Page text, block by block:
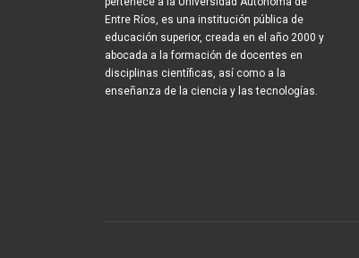
Entre Ríos, es una institución pública de
educación superior, creada en el año 2000 y
abocada a la formación de docentes en
disciplinas científicas, así como a la
enseñanza de la ciencia y las tecnologías.